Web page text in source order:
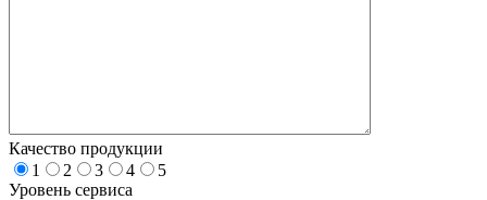
Качество продукции
1
2 3 4
5
Уровень сервиса